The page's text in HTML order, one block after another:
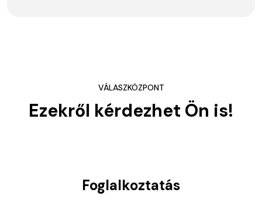
VÁLASZKÖZPONT
Ezekről kérdezhet Ön is!
Foglalkoztatás